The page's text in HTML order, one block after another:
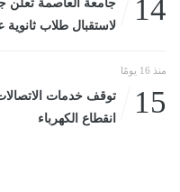
14
جامعة العاصمة تعلن
لاستقبال طلاب ثانوية
منذ 16 يومًا
15
توقف خدمات
انقطاع الكهرباء